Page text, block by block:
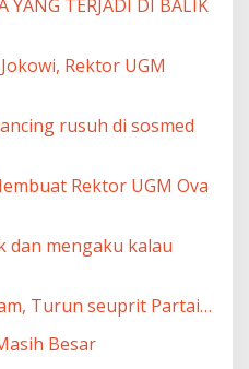
YANG TERJADI DI BALIK
Rektor UGM
rusuh di sosmed
Rektor UGM Ova
dan mengaku kalau
Turun seuprit Partai…
Besar